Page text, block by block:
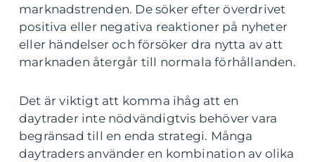
marknadstrenden. De söker efter överdrivet
positiva eller negativa reaktioner på nyheter
eller händelser och försöker dra nytta av att
marknaden återgår till normala förhållanden.
Det är viktigt att komma ihåg att en
daytrader inte nödvändigtvis behöver vara
begränsad till en enda strategi. Många
daytraders använder en kombination av olika